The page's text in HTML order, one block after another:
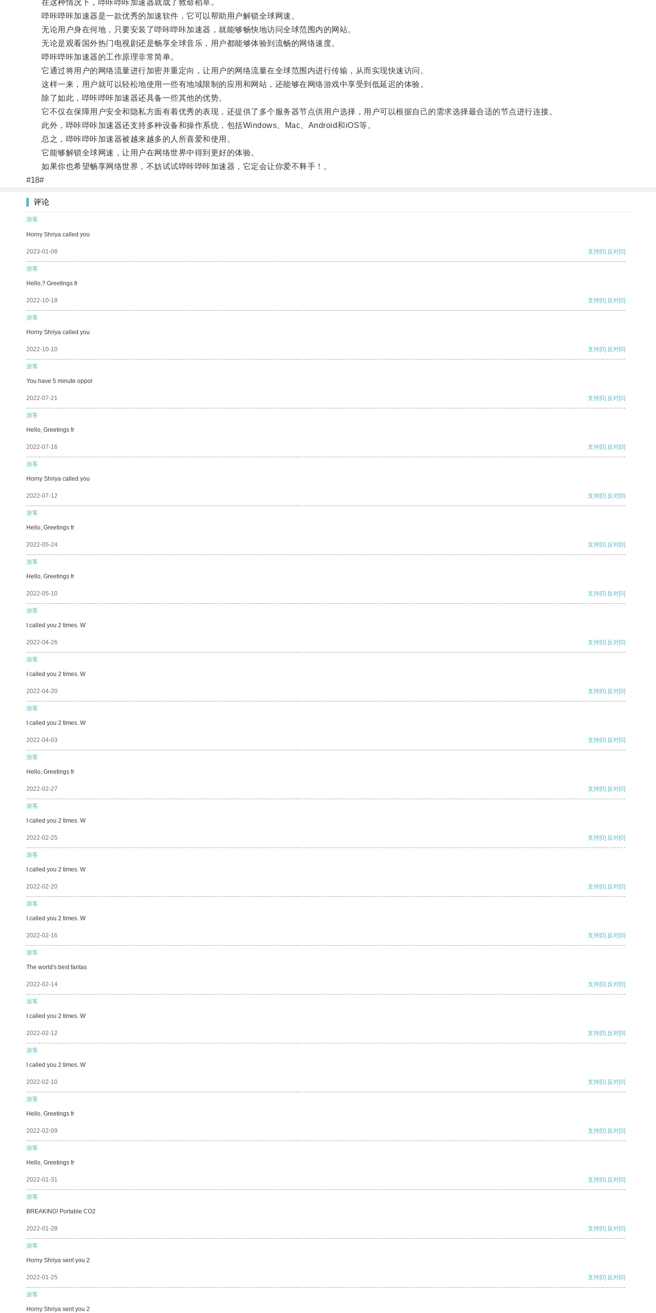
在这种情况下，哔咔哔咔加速器就成了救命稻草。
哔咔哔咔加速器是一款优秀的加速软件，它可以帮助用户解锁全球网速。
无论用户身在何地，只要安装了哔咔哔咔加速器，就能够畅快地访问全球范围内的网站。
无论是观看国外热门电视剧还是畅享全球音乐，用户都能够体验到流畅的网络速度。
哔咔哔咔加速器的工作原理非常简单。
它通过将用户的网络流量进行加密并重定向，让用户的网络流量在全球范围内进行传输，从而实现快速访问。
这样一来，用户就可以轻松地使用一些有地域限制的应用和网站，还能够在网络游戏中享受到低延迟的体验。
除了如此，哔咔哔咔加速器还具备一些其他的优势。
它不仅在保障用户安全和隐私方面有着优秀的表现，还提供了多个服务器节点供用户选择，用户可以根据自己的需求选择最合适的节点进行连接。
此外，哔咔哔咔加速器还支持多种设备和操作系统，包括Windows、Mac、Android和iOS等。
总之，哔咔哔咔加速器被越来越多的人所喜爱和使用。
它能够解锁全球网速，让用户在网络世界中得到更好的体验。
如果你也希望畅享网络世界，不妨试试哔咔哔咔加速器，它定会让你爱不释手！。
#18#
评论
游客
Horny Shriya called you
2023-01-08 支持[0] 反对[0]
游客
Hello,? Greetings fr
2022-10-18 支持[0] 反对[0]
游客
Horny Shriya called you
2022-10-10 支持[0] 反对[0]
游客
You have 5 minute oppor
2022-07-21 支持[0] 反对[0]
游客
Hello, Greetings fr
2022-07-16 支持[0] 反对[0]
游客
Horny Shriya called you
2022-07-12 支持[0] 反对[0]
游客
Hello, Greetings fr
2022-05-24 支持[0] 反对[0]
游客
Hello, Greetings fr
2022-05-10 支持[0] 反对[0]
游客
I called you 2 times. W
2022-04-26 支持[0] 反对[0]
游客
I called you 2 times. W
2022-04-20 支持[0] 反对[0]
游客
I called you 2 times. W
2022-04-03 支持[0] 反对[0]
游客
Hello, Greetings fr
2022-02-27 支持[0] 反对[0]
游客
I called you 2 times. W
2022-02-25 支持[0] 反对[0]
游客
I called you 2 times. W
2022-02-20 支持[0] 反对[0]
游客
I called you 2 times. W
2022-02-16 支持[0] 反对[0]
游客
The world's best fantas
2022-02-14 支持[0] 反对[0]
游客
I called you 2 times. W
2022-02-12 支持[0] 反对[0]
游客
I called you 2 times. W
2022-02-10 支持[0] 反对[0]
游客
Hello, Greetings fr
2022-02-09 支持[0] 反对[0]
游客
Hello, Greetings fr
2022-01-31 支持[0] 反对[0]
游客
BREAKING! Portable CO2
2022-01-28 支持[0] 反对[0]
游客
Horny Shriya sent you 2
2022-01-25 支持[0] 反对[0]
游客
Horny Shriya sent you 2